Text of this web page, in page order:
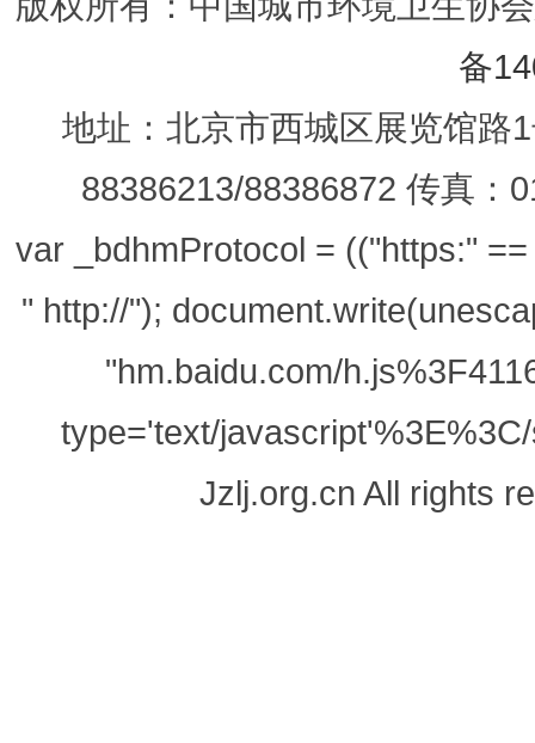
备
地址：北京市西城区展览馆路
88386213/88386872 传真：
var _bdhmProtocol = (("https:"
" http://");
"hm.baidu.com/
type='text/
Jzlj.org.cn All rights